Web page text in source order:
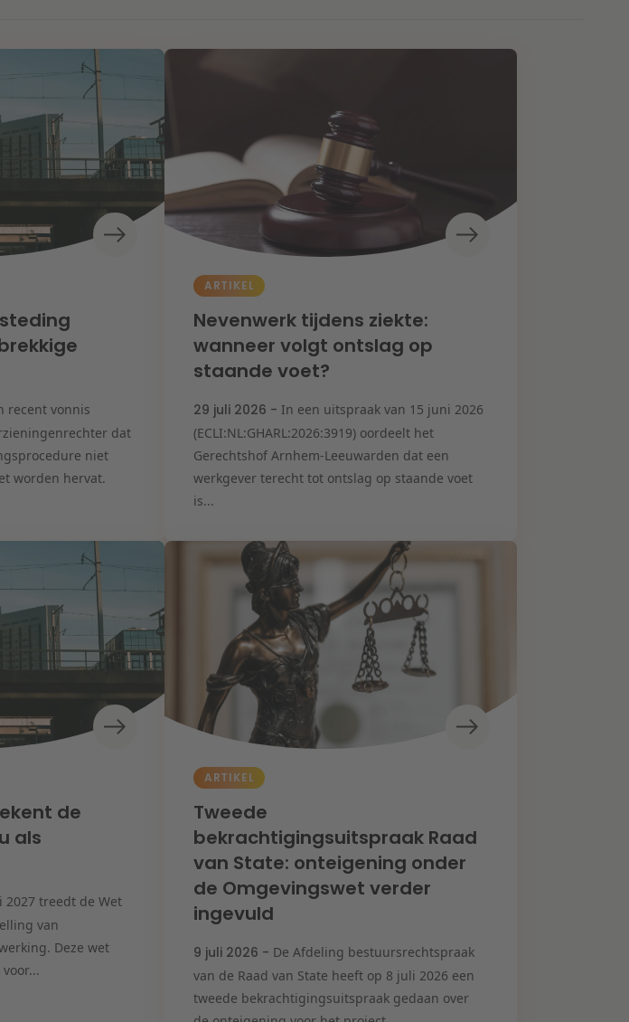
recent vonnis
dat
niet
worden hervat.
ARTIKEL
Nevenwerk tijdens ziekte:
wanneer volgt ontslag op
staande voet?
29 juli 2026 - In een uitspraak van 15 juni 2026
(ECLI:NL:GHARL:2026:3919) oordeelt het
Gerechtshof Arnhem-Leeuwarden dat een
werkgever terecht tot ontslag op staande voet
is...
de
als
2027 treedt de Wet
van
Deze wet
ARTIKEL
Tweede
bekrachtigingsuitspraak Raad
van State: onteigening onder
de Omgevingswet verder
ingevuld
9 juli 2026 - De Afdeling bestuursrechtspraak
van de Raad van State heeft op 8 juli 2026 een
tweede bekrachtigingsuitspraak gedaan over